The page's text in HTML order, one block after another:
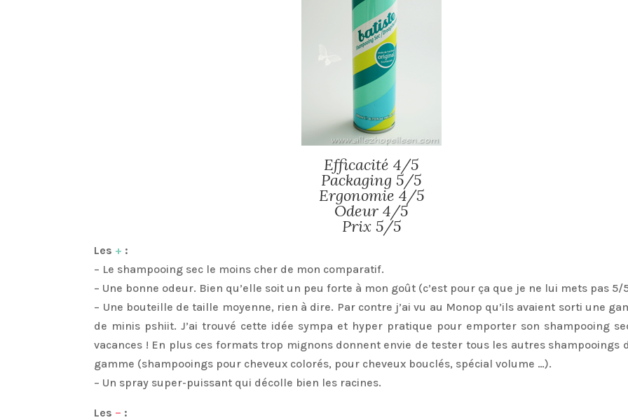
Efficacité 4/5
Packaging 5/5
Ergonomie 4/5
Odeur 4/5
Prix 5/5
Les + :
– Le shampooing sec le moins cher de mon comparatif.
– Une bonne odeur. Bien qu’elle soit un peu forte à mon goût (c’est pour ça que je ne lui mets pas 5/
– Une bouteille de taille moyenne, rien à dire. Par contre j’ai vu au Monop qu’ils avaient sorti une
de minis pshiit. J’ai trouvé cette idée sympa et hyper pratique pour emporter son shampooing
vacances ! En plus ces formats trop mignons donnent envie de tester tous les autres shampooings
gamme (shampooings pour cheveux colorés, pour cheveux bouclés, spécial volume …).
– Un spray super-puissant qui décolle bien les racines.
Les – :